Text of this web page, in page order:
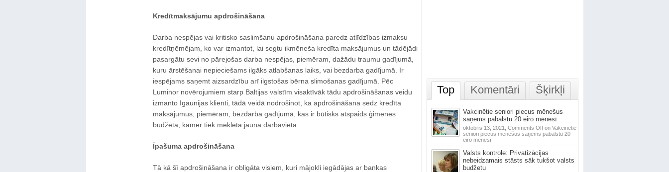
Kredītmaksājumu apdrošināšana
Darba nespējas vai kritisko saslimšanu apdrošināšana paredz atlīdzības izmaksu
kredītņēmējam, ko var izmantot, lai segtu ikmēneša kredīta maksājumus un tādējādi
pasargātu sevi no pārejošas darba nespējas, piemēram, dažādu traumu gadījumā,
kuru ārstēšanai nepieciešams ilgāks atlabšanas laiks, vai bezdarba gadījumā. Ir
iespējams saņemt aizsardzību arī ilgstošas bērna slimošanas gadījumā. Pēc
Luminor novērojumiem starp Baltijas valstīm visaktīvāk tādu apdrošināšanas veidu
izmanto Igaunijas klienti, tādā veidā nodrošinot, ka apdrošināšana sedz kredīta
maksājumus, piemēram, bezdarba gadījumā, kas ir būtisks atspaids ģimenes
budžetā, kamēr tiek meklēta jaunā darbavieta.
Īpašuma apdrošināšana
Tā kā šī apdrošināšana ir obligāta visiem, kuri mājokli iegādājas ar bankas
Top Komentāri Šķirkļi
Vakcinētie seniori piecus mēnešus
saņems pabalstu 20 eiro mēnesī
oktobris 13, 2021, Comments Offon Vakcinētie
seniori piecus mēnešus saņems pabalstu 20
eiro mēnesī
Valsts kontrole: Privatizācijas
nebeidzamais stāsts sāk tukšot valsts
budžetu